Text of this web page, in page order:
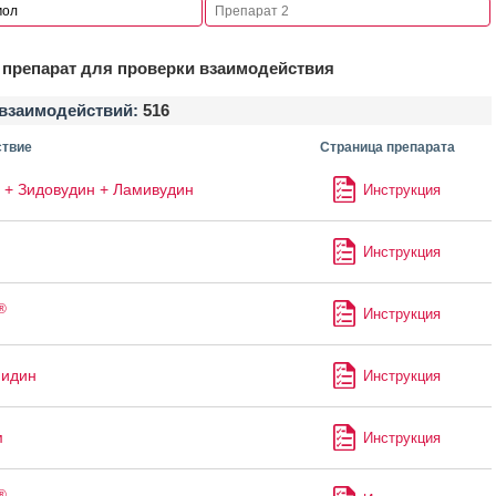
для проверки взаимодействия
516
Страница препарата
+ Зидовудин + Ламивудин Инструкция
Инструкция
Инструкция
Инструкция
Инструкция